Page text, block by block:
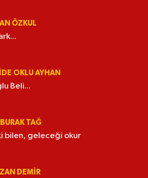
ÖZKUL
OKLU AYHAN
Beli...
TAĞ
bilen, geleceği okur
DEMİR